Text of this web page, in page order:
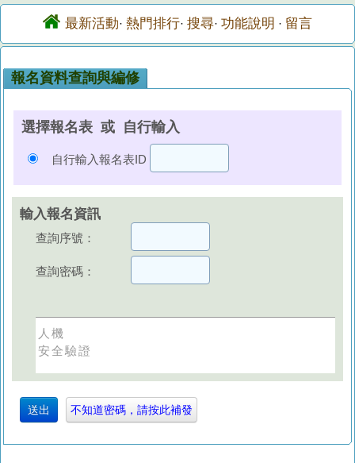
最新活動· 熱門排行· 搜尋· 功能說明 · 留言
報名資料查詢與編修
選擇報名表 或 自行輸入
自行輸入報名表ID
輸入報名資訊
查詢序號：
查詢密碼：
人機
安全驗證